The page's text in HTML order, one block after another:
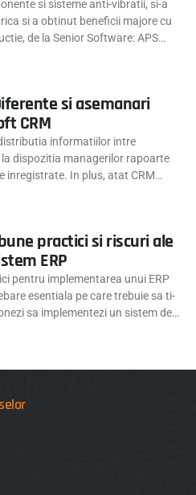
si sisteme anti-vibratii, si-a
si a obtinut beneficii majore cu
de la Senior Software: APS
si asemanari
CRM
informatiilor intre
dispozitia managerilor rapoarte
inregistrate. In plus, atat CRM
practici si riscuri ale
ERP
pentru implementarea unui ERP
esentiala pe care trebuie sa ti-
sa implementezi un sistem de